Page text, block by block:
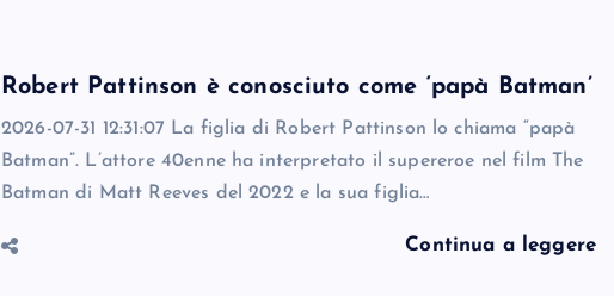
Robert Pattinson è conosciuto come ‘papà Batman’
2026-07-31 12:31:07 La figlia di Robert Pattinson lo chiama “papà
Batman”. L’attore 40enne ha interpretato il supereroe nel film The
Batman di Matt Reeves del 2022 e la sua figlia…
Continua a leggere